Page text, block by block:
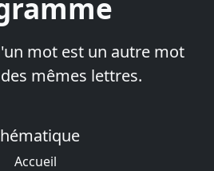
mot est un autre mot
mêmes lettres.
Accueil